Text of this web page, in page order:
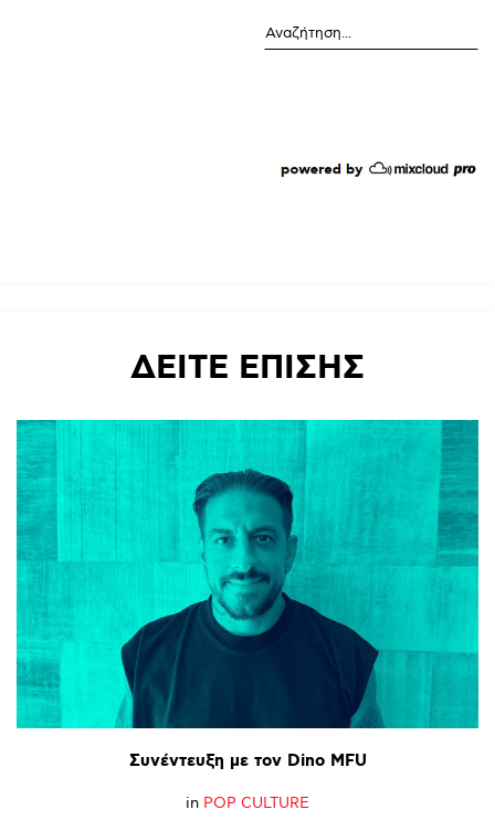
ΔΕΙΤΕ ΕΠΙΣΗΣ
Συνέντευξη με τον Dino MFU
in POP CULTURE